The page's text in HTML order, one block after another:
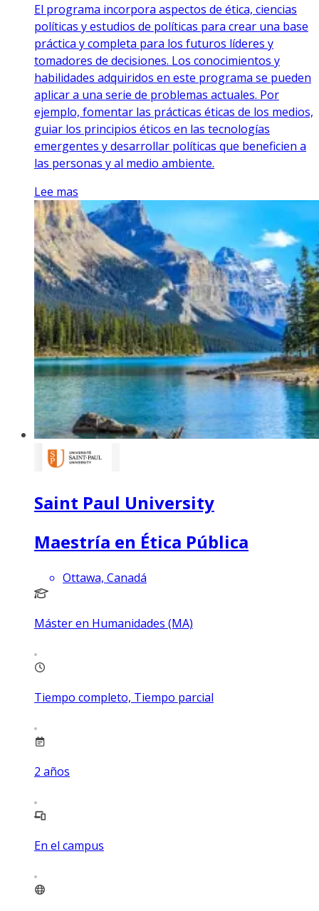
El programa incorpora aspectos de ética, ciencias
políticas y estudios de políticas para crear una base
práctica y completa para los futuros líderes y
tomadores de decisiones. Los conocimientos y
habilidades adquiridos en este programa se pueden
aplicar a una serie de problemas actuales. Por
ejemplo, fomentar las prácticas éticas de los medios,
guiar los principios éticos en las tecnologías
emergentes y desarrollar políticas que beneficien a
las personas y al medio ambiente.
Lee mas
Saint Paul University
Maestría en Ética Pública
Ottawa, Canadá
Máster en Humanidades (MA)
Tiempo completo, Tiempo parcial
2 años
En el campus